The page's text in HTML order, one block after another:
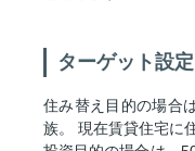
ターゲット設定
住み替え目的の場合
族。 現在賃貸住宅に